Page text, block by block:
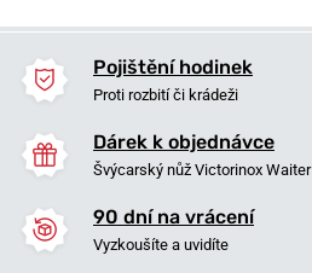
Pojištění hodinek
Proti rozbití či krádeži
Dárek k objednávce
Švýcarský nůž Victorinox Waiter
90 dní na vrácení
Vyzkoušíte a uvidíte